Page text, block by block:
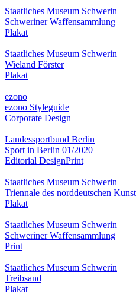
Staatliches Museum Schwerin
Schweriner Waffensammlung
Plakat
Staatliches Museum Schwerin
Wieland Förster
Plakat
ezono
ezono Styleguide
Corporate Design
Landessportbund Berlin
Sport in Berlin 01/2020
Editorial DesignPrint
Staatliches Museum Schwerin
Triennale des norddeutschen
Plakat
Staatliches Museum Schwerin
Schweriner Waffensammlung
Print
Staatliches Museum Schwerin
Treibsand
Plakat